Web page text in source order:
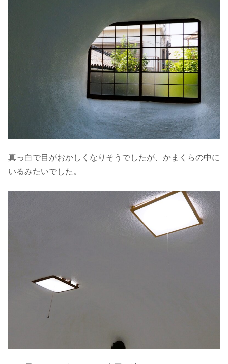
真っ白で目がおかしくなりそうでしたが、かまくらの中に
いるみたいでした。